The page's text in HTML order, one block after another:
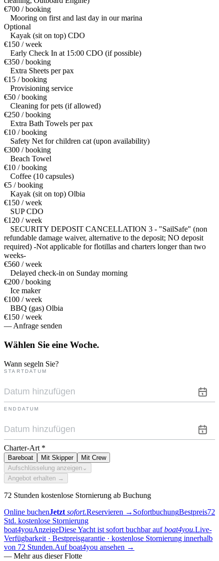
€700 / booking
Mooring on first and last day in our marina
Optional
Kayak (sit on top) CDO
€150 / week
Early Check In at 15:00 CDO (if possible)
€350 / booking
Extra Sheets per pax
€15 / booking
Provisioning service
€50 / booking
Cleaning for pets (if allowed)
€250 / booking
Extra Bath Towels per pax
€10 / booking
Safety Net for children cat (upon availability)
€300 / booking
Beach Towel
€10 / booking
Coffee (10 capsules)
€5 / booking
Kayak (sit on top) Olbia
€150 / week
SUP CDO
€120 / week
SECURITY DEPOSIT CANCELLATION 3 - "SailSafe" (non
refundable damage waiver, alternative to the deposit; NO deposit
required) -Not applicable for flotillas and charters longer than two
weeks-
€560 / week
Delayed check-in on Sunday morning
€200 / booking
Ice maker
€100 / week
BBQ (gas) Olbia
€150 / week
— Anfrage senden
Wählen Sie eine Woche.
Wann segeln Sie?
STARTDATUM
ENDDATUM
Charter-Art *
Bareboat Mit Skipper
Mit Crew
Aufschlüsselung anzeigen ⌄
Angebot erhalten →
72 Stunden kostenlose Stornierung ab Buchung
Online buchenJetzt sofort.Reservieren → SofortbuchungBestpreis72
Std. kostenlose Stornierung
boat4youAnzeigeDiese Yacht ist sofort buchbar auf boat4you.Live-
Verfügbarkeit · Bestpreisgarantie · kostenlose Stornierung innerhalb
von 72 Stunden.Auf boat4you ansehen →
— Mehr aus dieser Flotte